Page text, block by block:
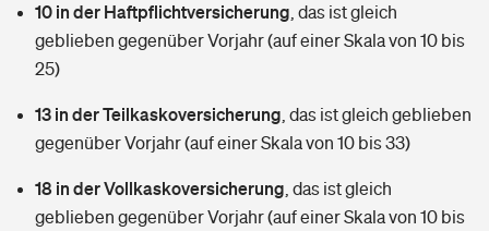
Wer versichert was: Jetzt Versicherer finden
Sie haben Fragen?
Mietkautionsversicherung
Restkreditversicherung
Kinderinvalidität
Hundehalter-Haftpflicht
Tierkrankenversicherung
Zur Übersicht
Tools
Wer versichert was: Jetzt Versicherer finden
10 in der Haftpflichtversicherung das ist gleich
geblieben gegenüber Vorjahr (auf einer Skala von 10 bis
25)
13 in der Teilkaskoversicherung das ist gleich geblieben
gegenüber Vorjahr (auf einer Skala von 10 bis 33)
18 in der Vollkaskoversicherung das ist gleich
geblieben gegenüber Vorjahr (auf einer Skala von 10 bis